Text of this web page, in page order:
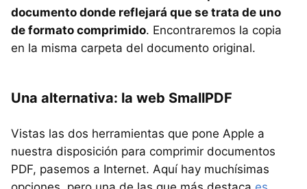
documento donde reflejará que se trata de uno
de formato comprimido. Encontraremos la copia
en la misma carpeta del documento original.
Una alternativa: la web SmallPDF
Vistas las dos herramientas que pone Apple a
nuestra disposición para comprimir documentos
PDF, pasemos a Internet. Aquí hay muchísimas